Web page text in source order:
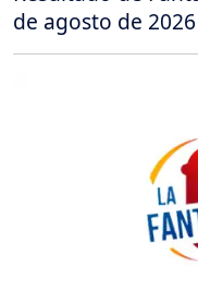
de agosto de 2026